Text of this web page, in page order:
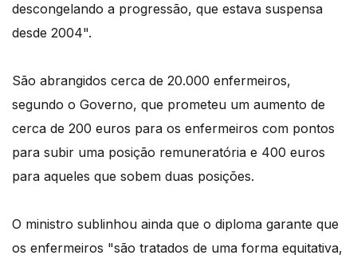
descongelando a progressão, que estava suspensa
desde 2004".
São abrangidos cerca de 20.000 enfermeiros,
segundo o Governo, que prometeu um aumento de
cerca de 200 euros para os enfermeiros com pontos
para subir uma posição remuneratória e 400 euros
para aqueles que sobem duas posições.
O ministro sublinhou ainda que o diploma garante que
os enfermeiros "são tratados de uma forma equitativa,